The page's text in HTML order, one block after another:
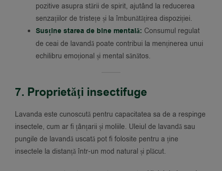
pozitive asupra stării de spirit, ajutând la reducerea
senzațiilor de tristețe și la îmbunătățirea dispoziției.
Susține starea de bine mentală: Consumul regulat
de ceai de lavandă poate contribui la menținerea unui
echilibru emoțional și mental sănătos.
7. Proprietăți insectifuge
Lavanda este cunoscută pentru capacitatea sa de a respinge
insectele, cum ar fi țânțarii și moliile. Uleiul de lavandă sau
pungile de lavandă uscată pot fi folosite pentru a ține
insectele la distanță într-un mod natural și plăcut.